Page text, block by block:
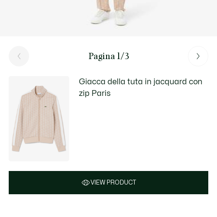
Pagina 1/3
Giacca della tuta in jacquard con
zip Paris
VIEW PRODUCT